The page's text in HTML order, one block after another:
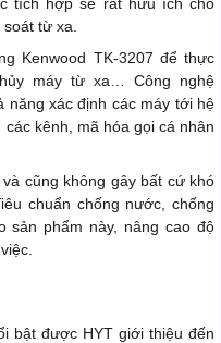
từ xa.
Kenwood TK-3207 để thực
máy từ xa… Công nghệ
năng xác định các máy tới hệ
kênh, mã hóa gọi cá nhân
cũng không gây bất cứ khó
chuẩn chống nước, chống
sản phẩm này, nâng cao độ
bật được HYT giới thiệu đến